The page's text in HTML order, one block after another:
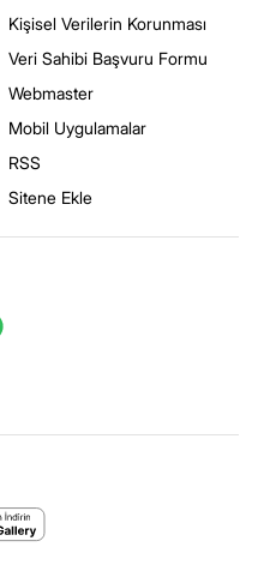
Kişisel Verilerin Korunması
Veri Sahibi Başvuru Formu
Webmaster
Mobil Uygulamalar
RSS
Sitene Ekle